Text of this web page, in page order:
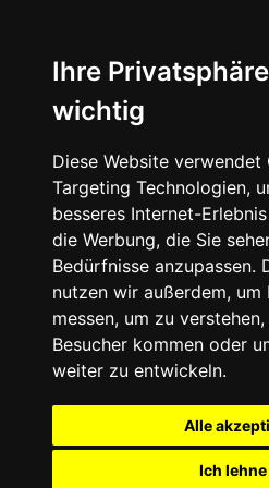
Ihre
wichtig
Diese Website verwendet
Targeting Technologien,
besseres Internet-
die Werbung, die Sie
Bedürfnisse anzupassen.
nutzen wir außerdem, um
messen, um zu
Besucher kommen oder
weiter zu entwickeln.
Alle
Ich